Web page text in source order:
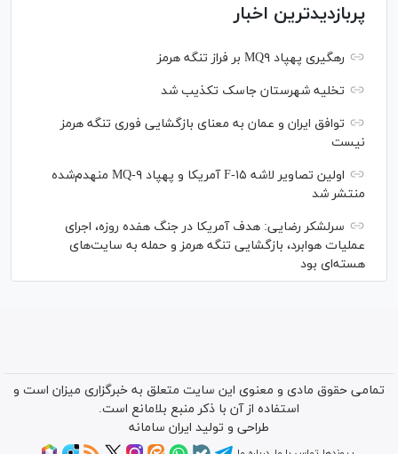
پربازدیدترین اخبار
رهگیری پهپاد MQ۹ بر فراز تنگه هرمز
تخلیه شهرستان جاسک تکذیب شد
توافق ایران و عمان به معنای بازگشایی فوری تنگه هرمز
نیست
اولین تصاویر لاشه F-۱۵ آمریکا و پهپاد MQ-۹ منهدم‌شده
منتشر شد
سرلشکر رضایی: هدف آمریکا در جنگ هفده روزه، اجرای
عملیات هوابرد، بازگشایی تنگه هرمز و حمله به سایت‌های
هسته‌ای بود
تمامی حقوق مادی و معنوی این سایت متعلق به خبرگزاری میزان است و
استفاده از آن با ذکر منبع بلامانع است.
طراحی و تولید ایران سامانه